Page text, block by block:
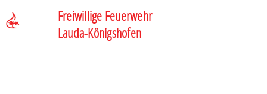
Freiwillige Feuerwehr
Lauda-Königshofen